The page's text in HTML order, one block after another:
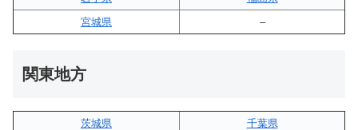
宮城県
–
関東地方
茨城県
千葉県